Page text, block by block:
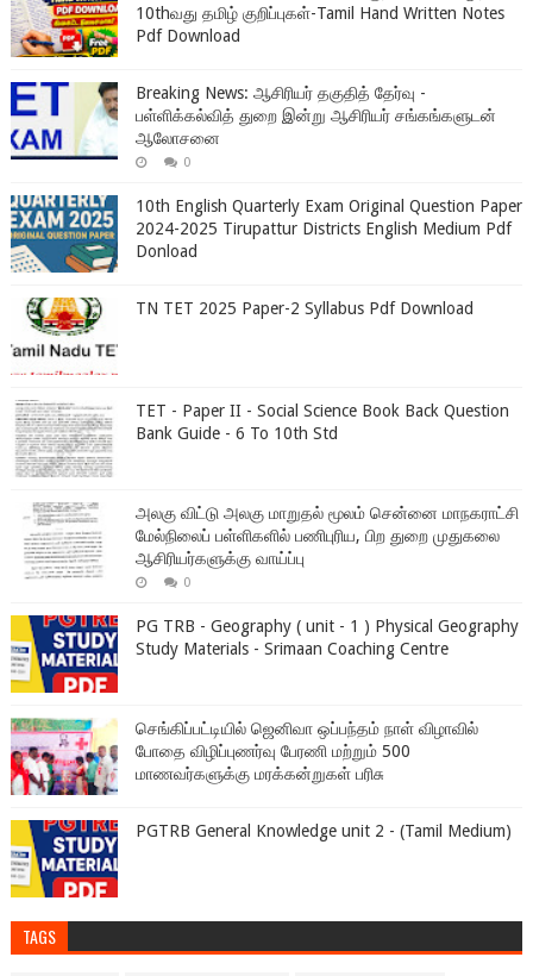
10thவது தமிழ் குறிப்புகள்-Tamil Hand Written Notes
Pdf Download
Breaking News: ஆசிரியர் தகுதித் தேர்வு -
பள்ளிக்கல்வித் துறை இன்று ஆசிரியர் சங்கங்களுடன்
ஆலோசனை
0
10th English Quarterly Exam Original Question Paper
2024-2025 Tirupattur Districts English Medium Pdf
Donload
TN TET 2025 Paper-2 Syllabus Pdf Download
TET - Paper II - Social Science Book Back Question
Bank Guide - 6 To 10th Std
அலகு விட்டு அலகு மாறுதல் மூலம் சென்னை மாநகராட்சி
மேல்நிலைப் பள்ளிகளில் பணிபுரிய, பிற துறை முதுகலை
ஆசிரியர்களுக்கு வாய்ப்பு
0
PG TRB - Geography ( unit - 1 ) Physical Geography
Study Materials - Srimaan Coaching Centre
செங்கிப்பட்டியில் ஜெனிவா ஒப்பந்தம் நாள் விழாவில்
போதை விழிப்புணர்வு பேரணி மற்றும் 500
மாணவர்களுக்கு மரக்கன்றுகள் பரிசு
PGTRB General Knowledge unit 2 - (Tamil Medium)
TAGS